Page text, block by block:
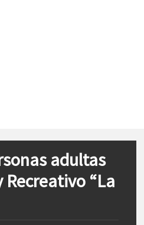
adultas
Recreativo “La